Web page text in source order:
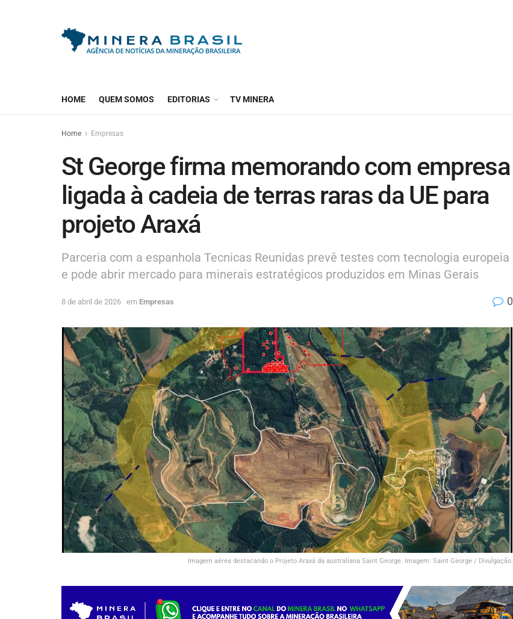
HOME QUEM SOMOS EDITORIAS TV MINERA
Home Empresas
St George firma memorando com empresa
ligada à cadeia de terras raras da UE para
projeto Araxá
Parceria com a espanhola Tecnicas Reunidas prevê testes com tecnologia europeia
e pode abrir mercado para minerais estratégicos produzidos em Minas Gerais
8 de abril de 2026 em Empresas 0
Imagem aérea destacando o Projeto Araxá da australiana Saint George. Imagem: Saint George / Divulgação.